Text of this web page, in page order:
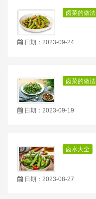
卤菜的做法
日期：2023-09-24
卤菜的做法
日期：2023-09-19
卤水大全
日期：2023-08-27